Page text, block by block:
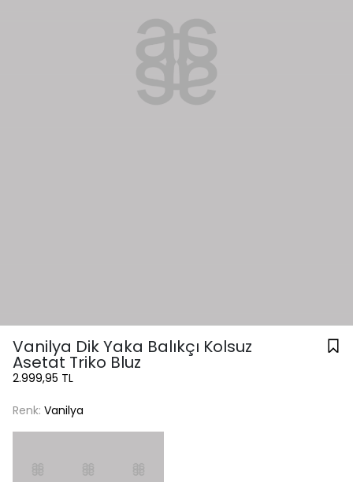
Vanilya Dik Yaka Balıkçı Kolsuz
Asetat Triko Bluz
2.999,95 TL
Renk: Vanilya